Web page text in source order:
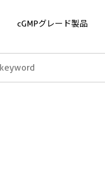
cGMPグレード製品